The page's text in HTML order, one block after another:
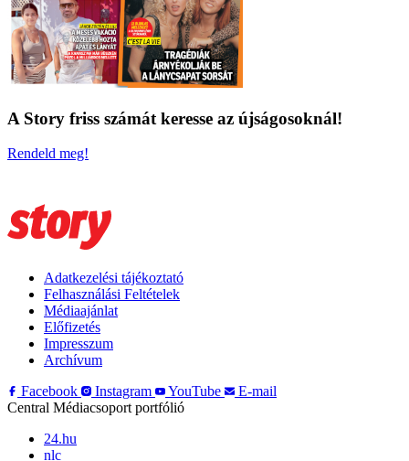
A Story friss számát keresse az újságosoknál!
Rendeld meg!
Adatkezelési tájékoztató
Felhasználási Feltételek
Médiaajánlat
Előfizetés
Impresszum
Archívum
Facebook
Instagram YouTube
E-mail
Central Médiacsoport portfólió
24.hu
nlc